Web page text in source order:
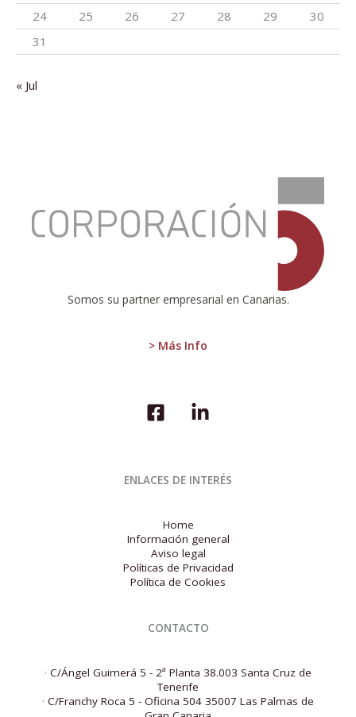
24
25 26 27 28 29
30
31
« Jul
Somos su partner empresarial en Canarias.
> Más Info
Canarias
registra
el
Seguridad
2025
ENLACES DE INTERÉS
Home
Información general
Aviso legal
Políticas de Privacidad
Política de Cookies
CONTACTO
· C/Ángel Guimerá 5 - 2ª Planta 38.003 Santa Cruz de
Tenerife
· C/Franchy Roca 5 - Oficina 504 35007 Las Palmas de